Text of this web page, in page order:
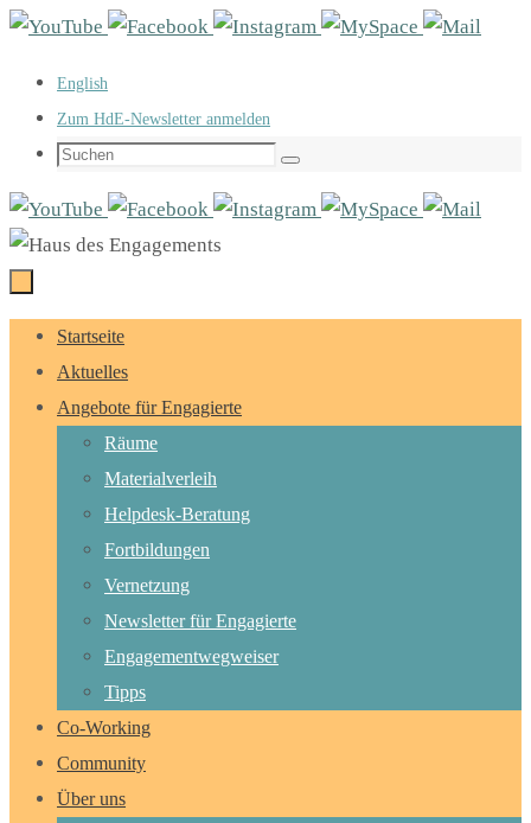
Zum
springen
English
Zum HdE-Newsletter anmelden
Suchen
Suchen
Zum
Inhalt
springen
Startseite
Aktuelles
Angebote für Engagierte
Räume
Materialverleih
Helpdesk-Beratung
Fortbildungen
Vernetzung
Newsletter für Engagierte
Engagementwegweiser
Tipps
Co-Working
Community
Über uns